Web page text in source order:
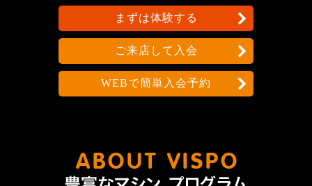
まずは体験する
ご来店して入会
WEBで簡単入会予約